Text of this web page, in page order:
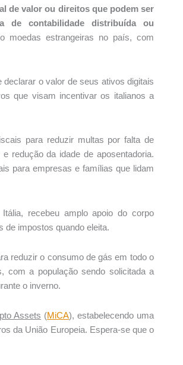
de valor ou direitos que podem ser
de contabilidade distribuída ou
moedas estrangeiras no país, com
o valor de seus ativos digitais
que visam incentivar os italianos a
para reduzir multas por falta de
redução da idade de aposentadoria.
para empresas e famílias que lidam
recebeu amplo apoio do corpo
de impostos quando eleita.
reduzir o consumo de gás em todo o
com a população sendo solicitada a
o inverno.
Assets (MiCA), estabelecendo uma
da União Europeia. Espera-se que o